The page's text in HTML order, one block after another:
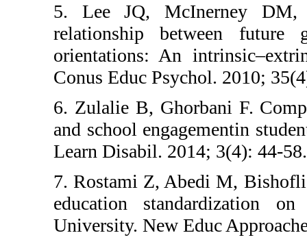
5. Lee JQ,
relationship
orientations: An
Conus Educ
6. Zulalie B,
and school
Learn Disabil.
7. Rostami Z,
education
University. New